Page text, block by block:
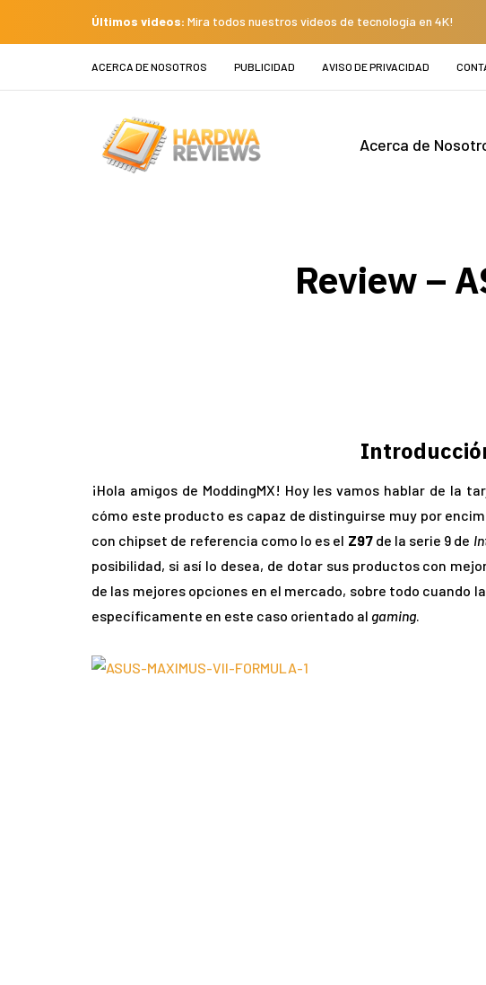
Últimos videos: Mira todos nuestros videos de tecnología en 4K!
ACERCA DE NOSOTROS PUBLICIDAD AVISO DE PRIVACIDAD
Acerca de
Review –
¡Hola amigos de ModdingMX! Hoy les vamos hablar de la
cómo este producto es capaz de distinguirse muy por
con chipset de referencia como lo es el Z97de la serie 9 de
posibilidad, si así lo desea, de dotar sus productos con
de las mejores opciones en el mercado, sobre todo cuando
específicamente en este caso orientado al gaming.